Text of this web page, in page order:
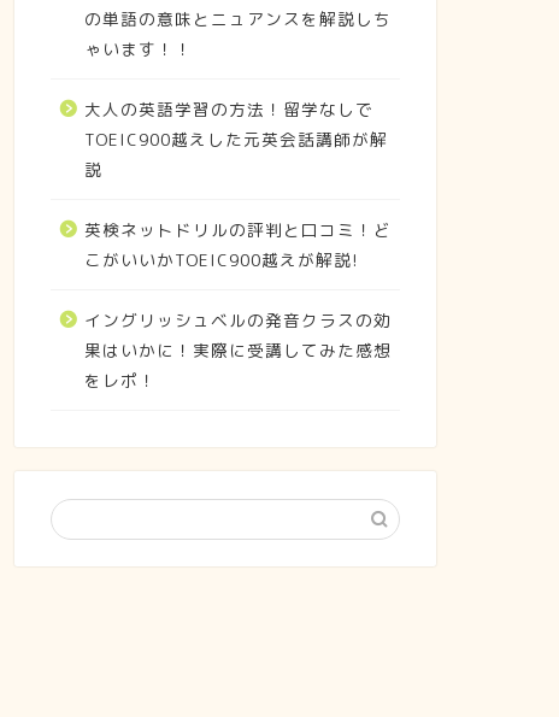
の単語の意味とニュアンスを解説しち
ゃいます！！
大人の英語学習の方法！留学なしで
TOEIC900越えした元英会話講師が解
説
英検ネットドリルの評判と口コミ！ど
こがいいかTOEIC900越えが解説!
イングリッシュベルの発音クラスの効
果はいかに！実際に受講してみた感想
をレポ！